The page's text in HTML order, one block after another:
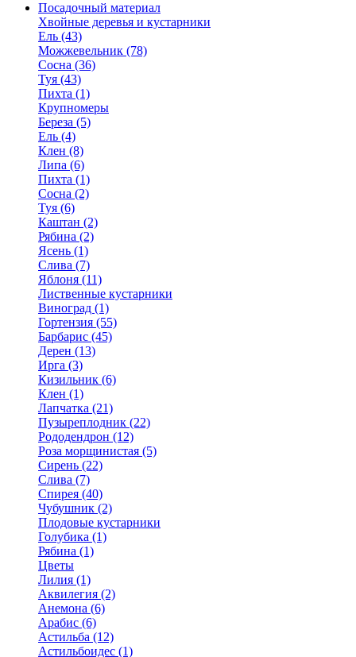
Посадочный материал
Хвойные деревья и кустарники
Ель (43)
Можжевельник (78)
Сосна (36)
Туя (43)
Пихта (1)
Крупномеры
Береза (5)
Ель (4)
Клен (8)
Липа (6)
Пихта (1)
Сосна (2)
Туя (6)
Каштан (2)
Рябина (2)
Ясень (1)
Слива (7)
Яблоня (11)
Лиственные кустарники
Виноград (1)
Гортензия (55)
Барбарис (45)
Дерен (13)
Ирга (3)
Кизильник (6)
Клен (1)
Лапчатка (21)
Пузыреплодник (22)
Рододендрон (12)
Роза морщинистая (5)
Сирень (22)
Слива (7)
Спирея (40)
Чубушник (2)
Плодовые кустарники
Голубика (1)
Рябина (1)
Цветы
Лилия (1)
Аквилегия (2)
Анемона (6)
Арабис (6)
Астильба (12)
Астильбоидес (1)